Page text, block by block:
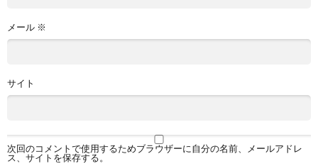
メール ※
サイト
次回のコメントで使用するためブラウザーに自分の名前、メールアドレ
ス、サイトを保存する。